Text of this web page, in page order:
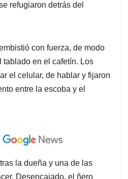
refugiaron detrás del
con fuerza, de modo
en el cafetín. Los
el celular, de hablar y fijaron
entre la escoba y el
la dueña y una de las
Desencajado, el ñero